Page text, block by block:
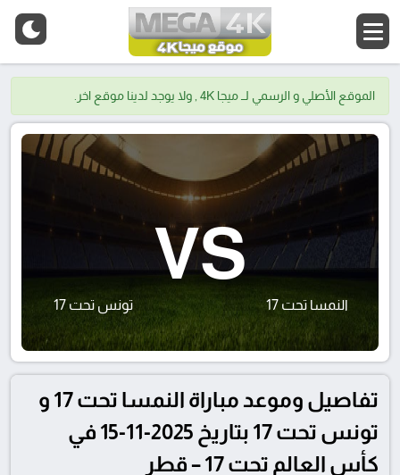
الموقع الأصلي و الرسمي لــ ميجا 4K , ولا يوجد لدينا موقع اخر.
النمسا تحت 17
VS
تونس تحت 17
تفاصيل وموعد مباراة النمسا تحت 17 و
تونس تحت 17 بتاريخ 2025-11-15 في
كأس العالم تحت 17 – قطر